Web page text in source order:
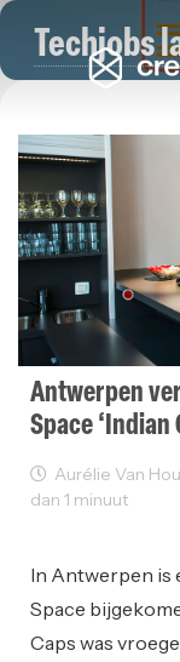
Techjobs
Antwerpen
Space ‘Indian
Aurélie Van
dan 1 minuut
In Antwerpen is
Space
Caps was